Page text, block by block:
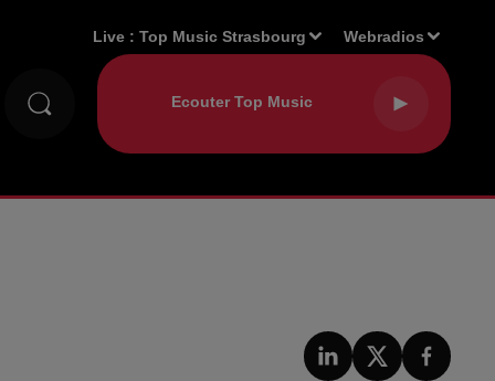
Live :Top Music Strasbourg Webradios